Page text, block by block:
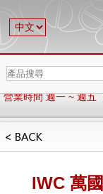
營業時間 週一 ~ 週五
營業時間 週一 ~ 週
IWC 萬